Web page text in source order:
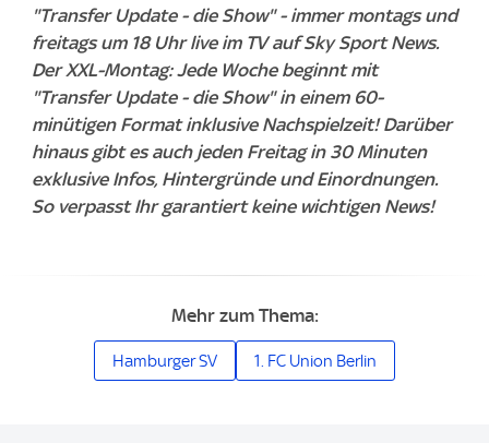
"Transfer Update - die Show" - immer montags und
freitags um 18 Uhr live im TV auf Sky Sport News.
Der XXL-Montag: Jede Woche beginnt mit
"Transfer Update - die Show" in einem 60-
minütigen Format inklusive Nachspielzeit! Darüber
hinaus gibt es auch jeden Freitag in 30 Minuten
exklusive Infos, Hintergründe und Einordnungen.
So verpasst Ihr garantiert keine wichtigen News!
Mehr zum Thema:
Hamburger SV 1. FC Union Berlin